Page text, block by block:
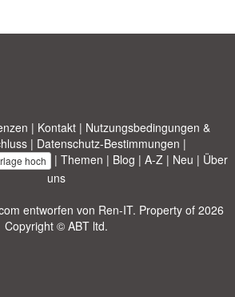
| Kontakt | Nutzungsbedingungen &
| Datenschutz-Bestimmungen |
hoch | Themen | Blog | A-Z | Neu | Über
uns
entworfen von Ren-IT. Property of 2026
Copyright © ABT ltd.